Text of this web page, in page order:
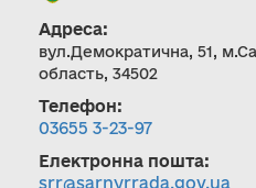
Адреса:
вул.Демократична, 51,
область, 34502
Телефон:
03655 3-23-97
Електронна пошта:
srr@sarnyrrada.gov.ua